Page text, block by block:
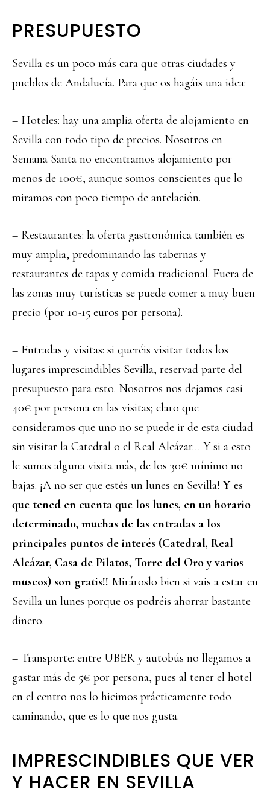
PRESUPUESTO
Sevilla es un poco más cara que otras ciudades y
pueblos de Andalucía. Para que os hagáis una idea:
– Hoteles: hay una amplia oferta de alojamiento en
Sevilla con todo tipo de precios. Nosotros en
Semana Santa no encontramos alojamiento por
menos de 100€, aunque somos conscientes que lo
miramos con poco tiempo de antelación.
– Restaurantes: la oferta gastronómica también es
muy amplia, predominando las tabernas y
restaurantes de tapas y comida tradicional. Fuera de
las zonas muy turísticas se puede comer a muy buen
precio (por 10-15 euros por persona).
– Entradas y visitas: si queréis visitar todos los
lugares imprescindibles Sevilla, reservad parte del
presupuesto para esto. Nosotros nos dejamos casi
40€ por persona en las visitas; claro que
consideramos que uno no se puede ir de esta ciudad
sin visitar la Catedral o el Real Alcázar… Y si a esto
le sumas alguna visita más, de los 30€ mínimo no
bajas. ¡A no ser que estés un lunes en Sevilla! Y es
que tened en cuenta que los lunes, en un horario
determinado, muchas de las entradas a los
principales puntos de interés (Catedral, Real
Alcázar, Casa de Pilatos, Torre del Oro y varios
museos) son gratis!! Mirároslo bien si vais a estar en
Sevilla un lunes porque os podréis ahorrar bastante
dinero.
– Transporte: entre UBER y autobús no llegamos a
gastar más de 5€ por persona, pues al tener el hotel
en el centro nos lo hicimos prácticamente todo
caminando, que es lo que nos gusta.
IMPRESCINDIBLES QUE VER
Y HACER EN SEVILLA